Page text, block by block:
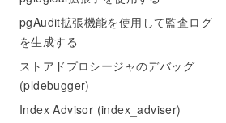
pgAudit拡張機能を使用して監査ログ
を生成する
ストアドプロシージャのデバッグ
(pldebugger)
Index Advisor (index_adviser)